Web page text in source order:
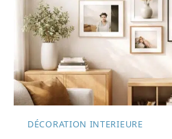
DÉCORATION INTERIEURE